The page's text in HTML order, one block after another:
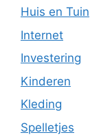
Huis en Tuin
Internet
Investering
Kinderen
Kleding
Spelletjes